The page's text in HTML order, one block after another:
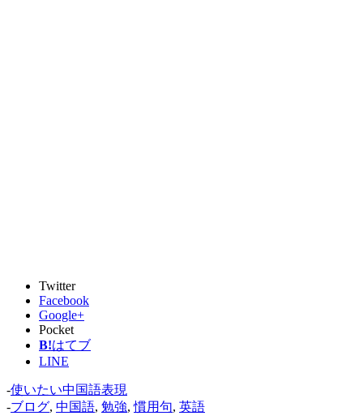
Twitter
Facebook
Google+
Pocket
B!はてブ
LINE
-使いたい中国語表現
-ブログ, 中国語, 勉強,慣用句, 英語